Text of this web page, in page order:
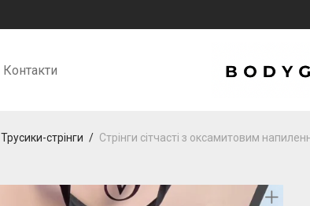
Контакти
Трусики-стрінги / Стрінги сітчасті з оксамитовим